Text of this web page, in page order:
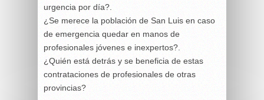
urgencia por día?.
¿Se merece la población de San Luis en caso
de emergencia quedar en manos de
profesionales jóvenes e inexpertos?.
¿Quién está detrás y se beneficia de estas
contrataciones de profesionales de otras
provincias?